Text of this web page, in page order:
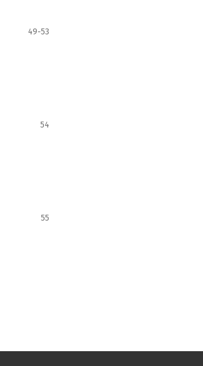
49-53
54
55